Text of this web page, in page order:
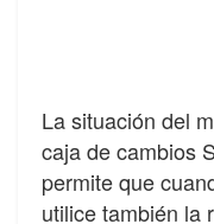
La situación del
caja de cambios
permite que
utilice también la